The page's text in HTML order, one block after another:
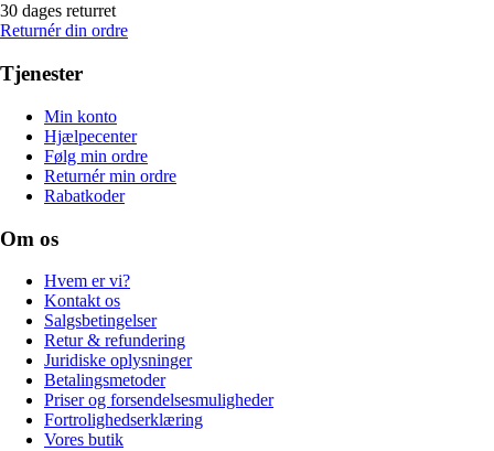
30 dages returret
Returnér din ordre
Tjenester
Min konto
Hjælpecenter
Følg min ordre
Returnér min ordre
Rabatkoder
Om os
Hvem er vi?
Kontakt os
Salgsbetingelser
Retur & refundering
Juridiske oplysninger
Betalingsmetoder
Priser og forsendelsesmuligheder
Fortrolighedserklæring
Vores butik